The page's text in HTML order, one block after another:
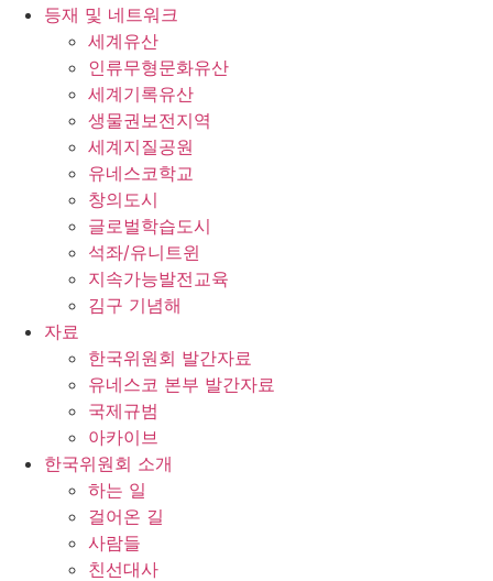
등재 및 네트워크
세계유산
인류무형문화유산
세계기록유산
생물권보전지역
세계지질공원
유네스코학교
창의도시
글로벌학습도시
석좌/유니트윈
지속가능발전교육
김구 기념해
자료
한국위원회 발간자료
유네스코 본부 발간자료
국제규범
아카이브
한국위원회 소개
하는 일
걸어온 길
사람들
친선대사